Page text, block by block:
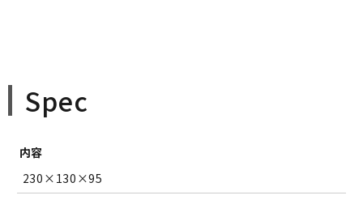
Spec
内容
230×130×95